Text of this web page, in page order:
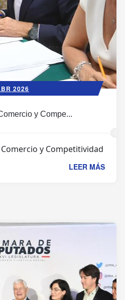
2026
y Compe...
y Competitividad
LEER MÁS